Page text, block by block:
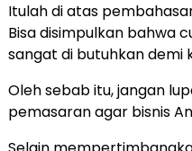
Itulah di atas
Bisa disimpulkan bahwa
sangat di butuhkan demi
Oleh sebab itu, jangan
pemasaran agar bisnis